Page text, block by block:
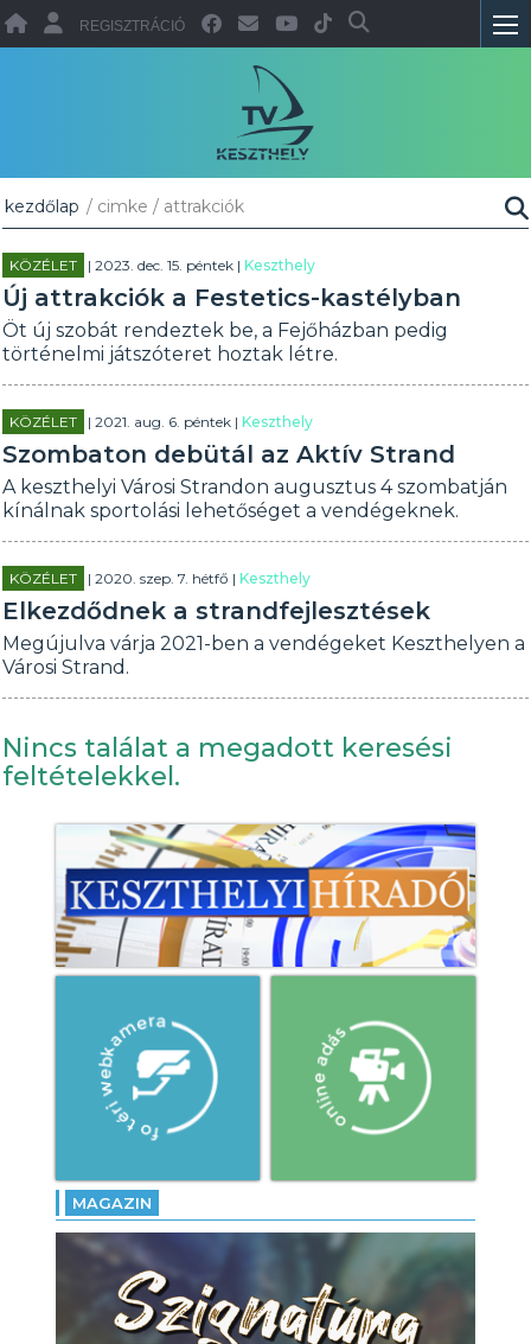
REGISZTRÁCIÓ
kezdőlap / cimke / attrakciók
KÖZÉLET | 2023. dec. 15. péntek |Keszthely
Új attrakciók a Festetics-kastélyban
Öt új szobát rendeztek be, a Fejőházban pedig
történelmi játszóteret hoztak létre.
KÖZÉLET | 2021. aug. 6. péntek |Keszthely
Szombaton debütál az Aktív Strand
A keszthelyi Városi Strandon augusztus 4 szombatján
kínálnak sportolási lehetőséget a vendégeknek.
KÖZÉLET | 2020. szep. 7. hétfő |Keszthely
Elkezdődnek a strandfejlesztések
Megújulva várja 2021-ben a vendégeket Keszthelyen a
Városi Strand.
Nincs találat a megadott keresési
feltételekkel.
MAGAZIN